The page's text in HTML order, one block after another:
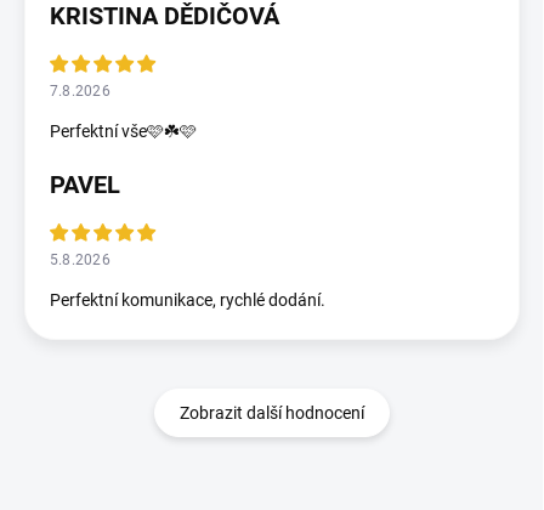
KRISTINA DĚDIČOVÁ
7.8.2026
Perfektní vše🩷☘️🩷
PAVEL
5.8.2026
Perfektní komunikace, rychlé dodání.
Zobrazit další hodnocení